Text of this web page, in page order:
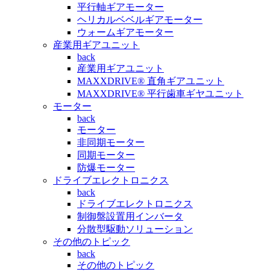
平行軸ギアモーター
ヘリカルベベルギアモーター
ウォームギアモーター
産業用ギアユニット
back
産業用ギアユニット
MAXXDRIVE® 直角ギアユニット
MAXXDRIVE® 平行歯車ギヤユニット
モーター
back
モーター
非同期モーター
同期モーター
防爆モーター
ドライブエレクトロニクス
back
ドライブエレクトロニクス
制御盤設置用インバータ
分散型駆動ソリューション
その他のトピック
back
その他のトピック